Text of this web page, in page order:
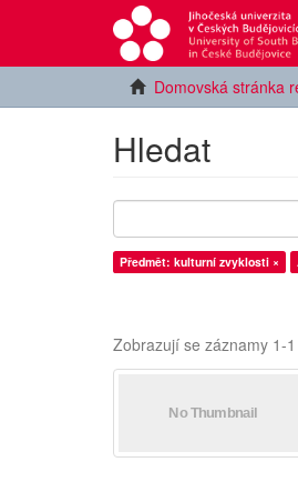
Domovská stránka
Hledat
Předmět: kulturní zvyklosti ×
Zobrazují se záznamy 1-1